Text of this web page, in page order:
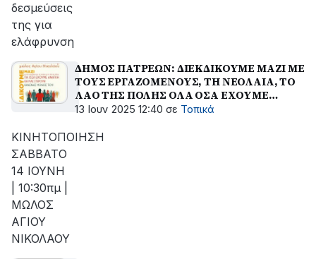
δεσμεύσεις
της για
ελάφρυνση
ΔΗΜΟΣ ΠΑΤΡΕΩΝ: ΔΙΕΚΔΙΚΟΥΜΕ ΜΑΖΙ ΜΕ
ΤΟΥΣ ΕΡΓΑΖΟΜΕΝΟΥΣ, ΤΗ ΝΕΟΛΑΙΑ, ΤΟ
ΛΑΟ ΤΗΣ ΠΟΛΗΣ ΟΛΑ ΟΣΑ ΕΧΟΥΜΕ
AΝΑΓΚΗ
13 Ιουν 2025 12:40 σε Τοπικά
ΚΙΝΗΤΟΠΟΙΗΣΗ
ΣΑΒΒΑΤΟ
14 ΙΟΥΝΗ
| 10:30πμ |
ΜΩΛΟΣ
ΑΓΙΟΥ
ΝΙΚΟΛΑΟΥ